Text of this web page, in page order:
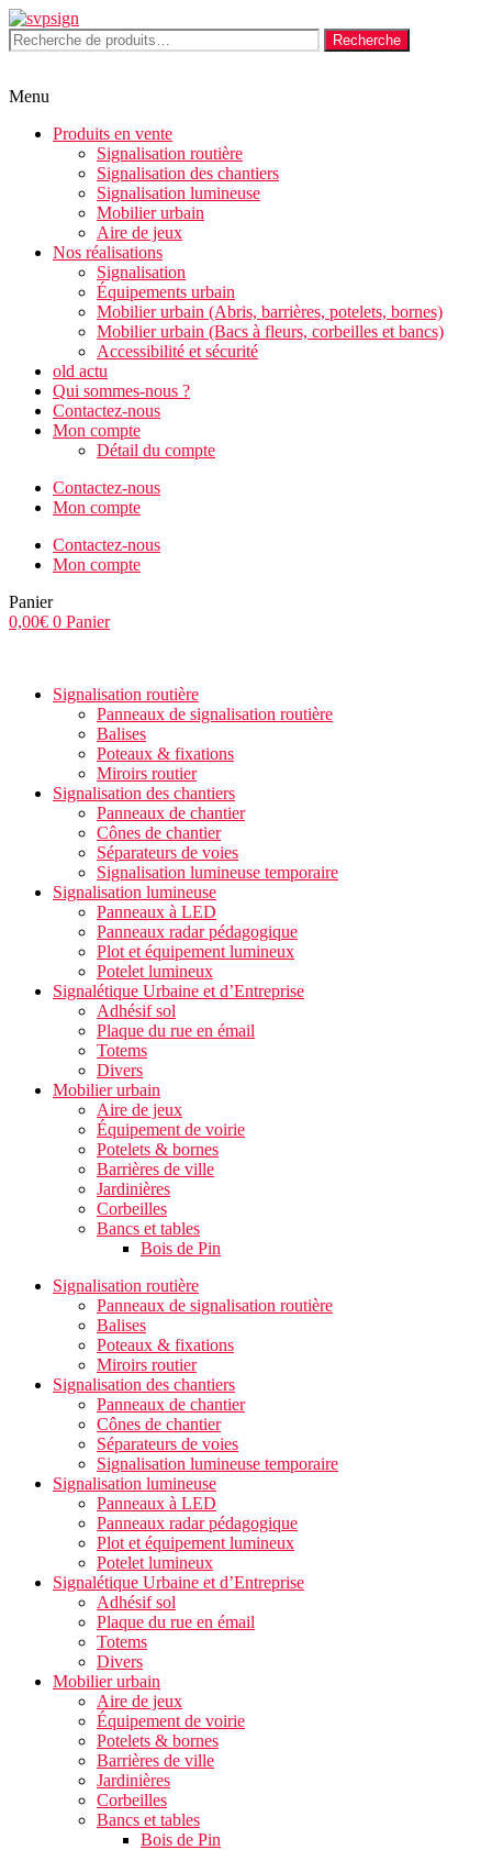
Aller
au
contenu
Recherche
pour :
Recherche
Menu
Produits en vente
Signalisation routière
Signalisation des chantiers
Signalisation lumineuse
Mobilier urbain
Aire de jeux
Nos réalisations
Signalisation
Équipements urbain
Mobilier urbain (Abris, barrières, potelets, bornes)
Mobilier urbain (Bacs à fleurs, corbeilles et bancs)
Accessibilité et sécurité
old actu
Qui sommes-nous ?
Contactez-nous
Mon compte
Détail du compte
Contactez-nous
Mon compte
Contactez-nous
Mon compte
Panier
0,00€ 0 Panier
Signalisation routière
Panneaux de signalisation routière
Balises
Poteaux & fixations
Miroirs routier
Signalisation des chantiers
Panneaux de chantier
Cônes de chantier
Séparateurs de voies
Signalisation lumineuse temporaire
Signalisation lumineuse
Panneaux à LED
Panneaux radar pédagogique
Plot et équipement lumineux
Potelet lumineux
Signalétique Urbaine et d’Entreprise
Adhésif sol
Plaque du rue en émail
Totems
Divers
Mobilier urbain
Aire de jeux
Équipement de voirie
Potelets & bornes
Barrières de ville
Jardinières
Corbeilles
Bancs et tables
Bois de Pin
Signalisation routière
Panneaux de signalisation routière
Balises
Poteaux & fixations
Miroirs routier
Signalisation des chantiers
Panneaux de chantier
Cônes de chantier
Séparateurs de voies
Signalisation lumineuse temporaire
Signalisation lumineuse
Panneaux à LED
Panneaux radar pédagogique
Plot et équipement lumineux
Potelet lumineux
Signalétique Urbaine et d’Entreprise
Adhésif sol
Plaque du rue en émail
Totems
Divers
Mobilier urbain
Aire de jeux
Équipement de voirie
Potelets & bornes
Barrières de ville
Jardinières
Corbeilles
Bancs et tables
Bois de Pin